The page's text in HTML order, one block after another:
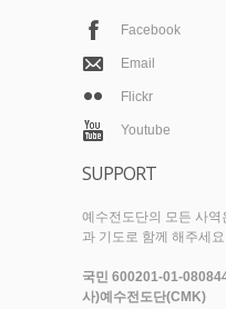
Facebook
Email
Flickr
Youtube
SUPPORT
예수전도단의 모든 사역
과 기도로 함께 해주세요.
국민 600201-01-
사)예수전도단(CMK)